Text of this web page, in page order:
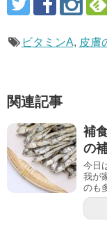
ビタミンA, 皮膚
関連記事
補
の
今日
我が
のも